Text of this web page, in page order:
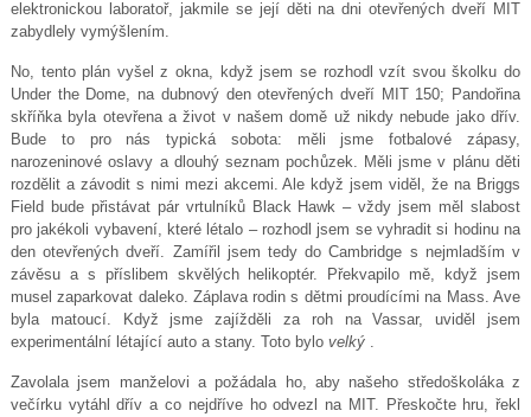
elektronickou laboratoř, jakmile se její děti na dni otevřených dveří MIT
zabydlely vymýšlením.
No, tento plán vyšel z okna, když jsem se rozhodl vzít svou školku do
Under the Dome, na dubnový den otevřených dveří MIT 150; Pandořina
skříňka byla otevřena a život v našem domě už nikdy nebude jako dřív.
Bude to pro nás typická sobota: měli jsme fotbalové zápasy,
narozeninové oslavy a dlouhý seznam pochůzek. Měli jsme v plánu děti
rozdělit a závodit s nimi mezi akcemi. Ale když jsem viděl, že na Briggs
Field bude přistávat pár vrtulníků Black Hawk – vždy jsem měl slabost
pro jakékoli vybavení, které létalo – rozhodl jsem se vyhradit si hodinu na
den otevřených dveří. Zamířil jsem tedy do Cambridge s nejmladším v
závěsu a s příslibem skvělých helikoptér. Překvapilo mě, když jsem
musel zaparkovat daleko. Záplava rodin s dětmi proudícími na Mass. Ave
byla matoucí. Když jsme zajížděli za roh na Vassar, uviděl jsem
experimentální létající auto a stany. Toto bylo velký.
Zavolala jsem manželovi a požádala ho, aby našeho středoškoláka z
večírku vytáhl dřív a co nejdříve ho odvezl na MIT. Přeskočte hru, řekl